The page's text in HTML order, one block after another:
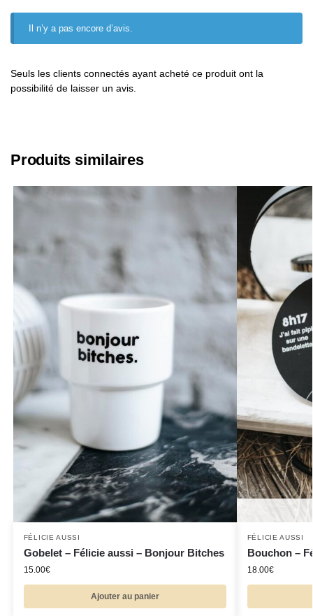
Il n’y a pas encore d’avis.
Seuls les clients connectés ayant acheté ce produit ont la
possibilité de laisser un avis.
Produits similaires
FÉLICIE AUSSI
Gobelet – Félicie aussi – Bonjour Bitches
15.00€
Ajouter au panier
FÉLICIE AUSSI
Bouchon –
18.00€